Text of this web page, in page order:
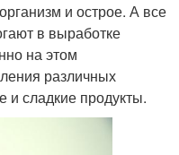
и острое. А все
в выработке
на этом
различных
и сладкие продукты.